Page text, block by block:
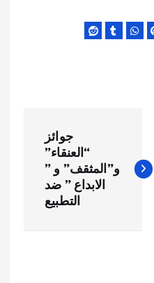
جوائز
“العنقاء”
و”المثقف” و ”
الابداع ” ضد
التطبيع